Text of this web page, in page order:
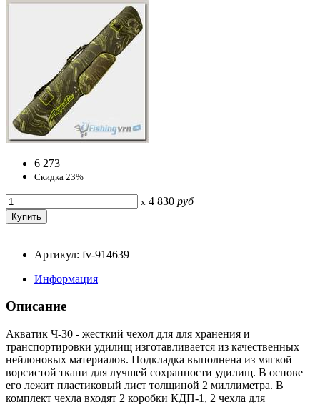
6 273
Скидка 23%
x 4 830 руб
Артикул: fv-914639
Информация
Описание
Акватик Ч-30 - жесткий чехол для для хранения и
транспортировки удилищ изготавливается из качественных
нейлоновых материалов. Подкладка выполнена из мягкой
ворсистой ткани для лучшей сохранности удилищ. В основе
его лежит пластиковый лист толщиной 2 миллиметра. В
комплект чехла входят 2 коробки КДП-1, 2 чехла для